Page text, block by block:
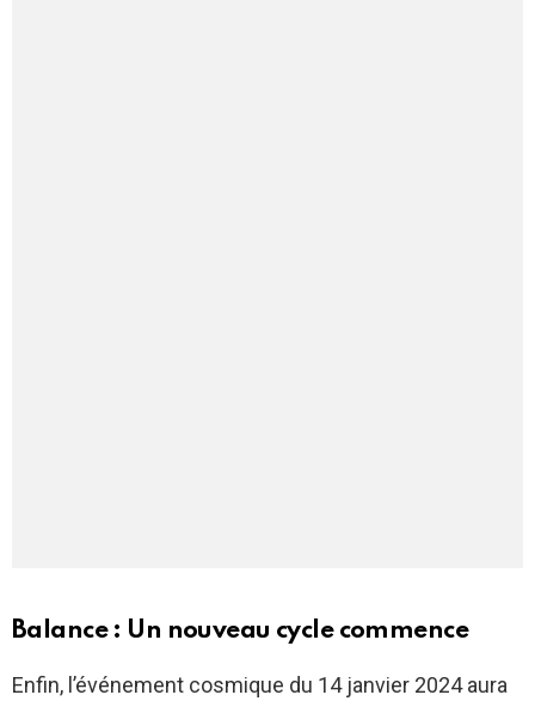
Balance : Un nouveau cycle commence
Enfin, l’événement cosmique du 14 janvier 2024 aura